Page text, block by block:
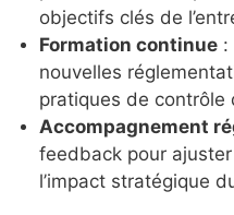
objectifs clés de
Formation continue :
nouvelles
pratiques de contrôle
Accompagnement
feedback pour
l’impact stratégique